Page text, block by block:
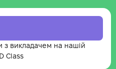
з викладачем на нашій
Class